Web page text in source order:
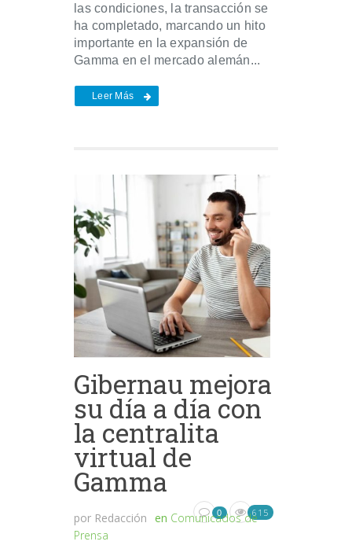
las condiciones, la transacción se
ha completado, marcando un hito
importante en la expansión de
Gamma en el mercado alemán...
Leer Más
Gibernau mejora
su día a día con
la centralita
virtual de
Gamma
por Redacción en Comunicados de
Prensa
0 615